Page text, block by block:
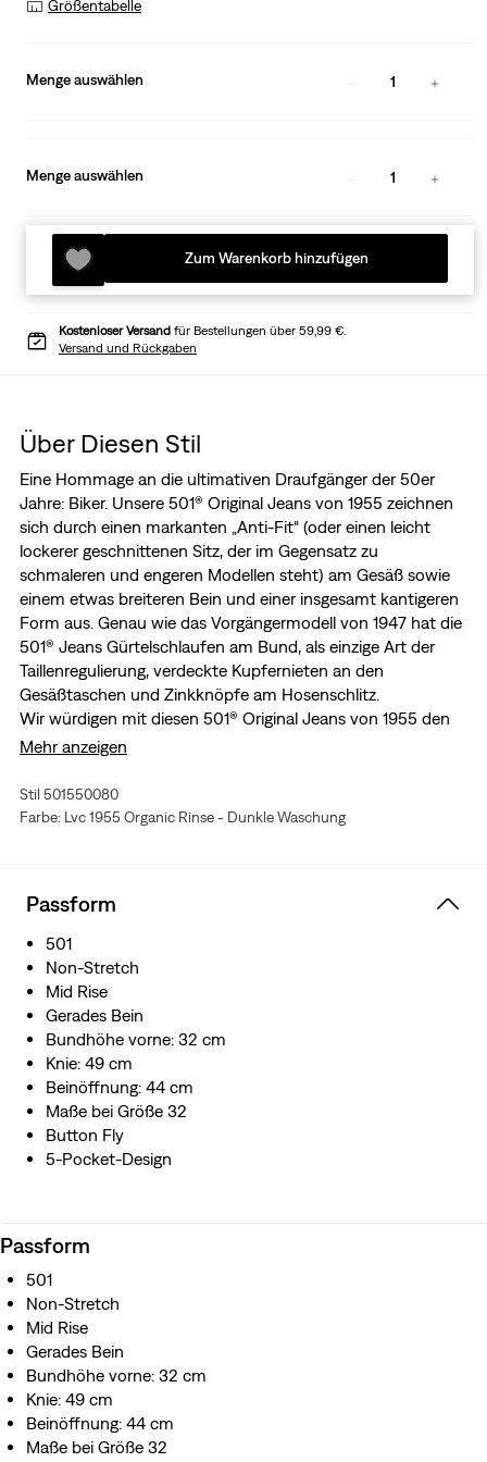
Größentabelle
Menge auswählen 1
Menge auswählen 1
Zum Warenkorb hinzufügen
Kostenloser Versand für Bestellungen über 59,99 €.
Versand und Rückgaben
Über Diesen Stil
Eine Hommage an die ultimativen Draufgänger der 50er
Jahre: Biker. Unsere 501® Original Jeans von 1955 zeichnen
sich durch einen markanten „Anti-Fit“ (oder einen leicht
lockerer geschnittenen Sitz, der im Gegensatz zu
schmaleren und engeren Modellen steht) am Gesäß sowie
einem etwas breiteren Bein und einer insgesamt kantigeren
Form aus. Genau wie das Vorgängermodell von 1947 hat die
501® Jeans Gürtelschlaufen am Bund, als einzige Art der
Taillenregulierung, verdeckte Kupfernieten an den
Gesäßtaschen und Zinkknöpfe am Hosenschlitz.
Wir würdigen mit diesen 501® Original Jeans von 1955 den
Inbegriff der amerikanischen Rebellion mit einer
Selvedge-Denim aus dem Archiv.
Eine Reproduktion der 1955 501® Jeans aus unserem
Wir haben mit einer japanischen Weberei
zusammengearbeitet, um den Levi's® Selvedge-Denim
aus den 1950ern neu zu gestalten
Zwei Gesäßtaschen mit verdeckten Nieten
Wir haben dieses Kleidungsstück aus Bio-Baumwolle
hergestellt.
Diese Jeans ist ein Shrink-to-Fit™-Modell, d. h. du
bestimmst selbst, wieviel sie einläuft, sodass sich die
Jeans an deinen einzigartigen Körper anpasst. Das
Ergebnis ist eine Jeans mit einer individuellen, wie
maßgeschneiderten Passform. Und das ganz ohne
Mehr anzeigen
Stil 501550080
Farbe: Lvc 1955 Organic Rinse - Dunkle Waschung
Passform
501
Non-Stretch
Mid Rise
Gerades Bein
Bundhöhe vorne: 32 cm
Knie: 49 cm
Beinöffnung: 44 cm
Maße bei Größe 32
Button Fly
5-Pocket-Design
Passform
501
Non-Stretch
Mid Rise
Gerades Bein
Bundhöhe vorne: 32 cm
Knie: 49 cm
Beinöffnung: 44 cm
Maße bei Größe 32